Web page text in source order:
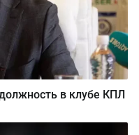
в клубе КПЛ